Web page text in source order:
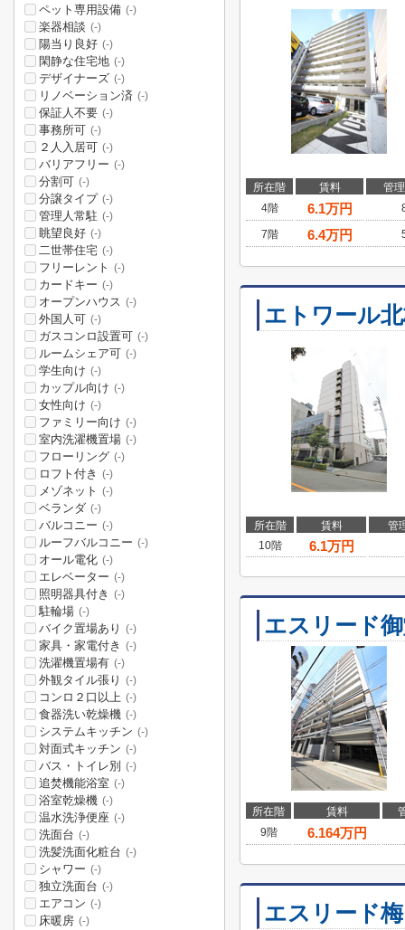
所在階 賃料
管
4階
6.1万円
7階 6.4万円
エトワール
所在階 賃料
管
10階
6.1万円
エスリード
所在階 賃料
9階
6.164万円
エスリード
ペット専用設備 (-)
楽器相談 (-)
陽当り良好 (-)
閑静な住宅地 (-)
デザイナーズ (-)
リノベーション済 (-)
保証人不要 (-)
事務所可 (-)
２人入居可 (-)
バリアフリー (-)
分割可 (-)
分譲タイプ (-)
管理人常駐 (-)
眺望良好 (-)
二世帯住宅 (-)
フリーレント (-)
カードキー (-)
オープンハウス (-)
外国人可 (-)
ガスコンロ設置可 (-)
ルームシェア可 (-)
学生向け (-)
カップル向け (-)
女性向け (-)
ファミリー向け (-)
室内洗濯機置場 (-)
フローリング (-)
ロフト付き (-)
メゾネット (-)
ベランダ (-)
バルコニー (-)
ルーフバルコニー (-)
オール電化 (-)
エレベーター (-)
照明器具付き (-)
駐輪場 (-)
バイク置場あり (-)
家具・家電付き (-)
洗濯機置場有 (-)
外観タイル張り (-)
コンロ２口以上 (-)
食器洗い乾燥機 (-)
システムキッチン (-)
対面式キッチン (-)
バス・トイレ別 (-)
追焚機能浴室 (-)
浴室乾燥機 (-)
温水洗浄便座 (-)
洗面台 (-)
洗髪洗面化粧台 (-)
シャワー (-)
独立洗面台 (-)
エアコン (-)
床暖房 (-)